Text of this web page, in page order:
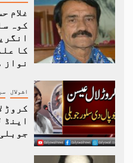
غلام
کوہ
کا
نواز
اشولال
کروڑ
اینڈ
جوبلی